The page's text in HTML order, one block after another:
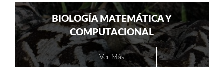
BIOLOGÍA MATEMÁTICA Y
COMPUTACIONAL
Ver Más